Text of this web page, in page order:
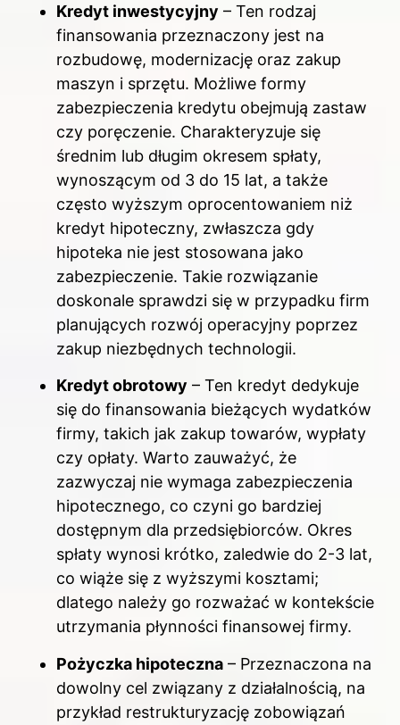
Kredyt inwestycyjny – Ten rodzaj
finansowania przeznaczony jest na
rozbudowę, modernizację oraz zakup
maszyn i sprzętu. Możliwe formy
zabezpieczenia kredytu obejmują zastaw
czy poręczenie. Charakteryzuje się
średnim lub długim okresem spłaty,
wynoszącym od 3 do 15 lat, a także
często wyższym oprocentowaniem niż
kredyt hipoteczny, zwłaszcza gdy
hipoteka nie jest stosowana jako
zabezpieczenie. Takie rozwiązanie
doskonale sprawdzi się w przypadku firm
planujących rozwój operacyjny poprzez
zakup niezbędnych technologii.
Kredyt obrotowy – Ten kredyt dedykuje
się do finansowania bieżących wydatków
firmy, takich jak zakup towarów, wypłaty
czy opłaty. Warto zauważyć, że
zazwyczaj nie wymaga zabezpieczenia
hipotecznego, co czyni go bardziej
dostępnym dla przedsiębiorców. Okres
spłaty wynosi krótko, zaledwie do 2-3 lat,
co wiąże się z wyższymi kosztami;
dlatego należy go rozważać w kontekście
utrzymania płynności finansowej firmy.
Pożyczka hipoteczna – Przeznaczona na
dowolny cel związany z działalnością, na
przykład restrukturyzację zobowiązań